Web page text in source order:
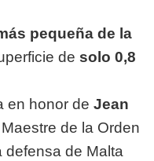
pequeña de la
de solo 0,8
en honor de Jean
de la Orden
defensa de Malta